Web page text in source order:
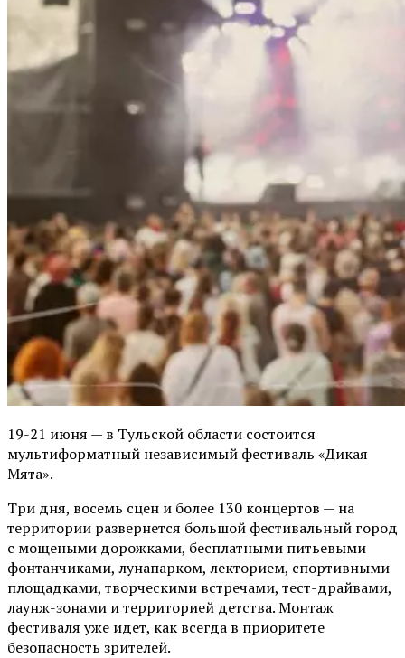
19-21 июня — в Тульской области состоится
мультиформатный независимый фестиваль «Дикая
Мята».
Три дня, восемь сцен и более 130 концертов — на
территории развернется большой фестивальный город
с мощеными дорожками, бесплатными питьевыми
фонтанчиками, лунапарком, лекторием, спортивными
площадками, творческими встречами, тест-драйвами,
лаунж-зонами и территорией детства. Монтаж
фестиваля уже идет, как всегда в приоритете
безопасность зрителей.